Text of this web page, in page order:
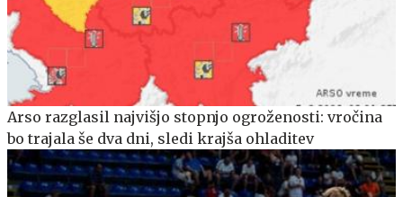
Arso razglasil najvišjo stopnjo ogroženosti: vročina
bo trajala še dva dni, sledi krajša ohladitev